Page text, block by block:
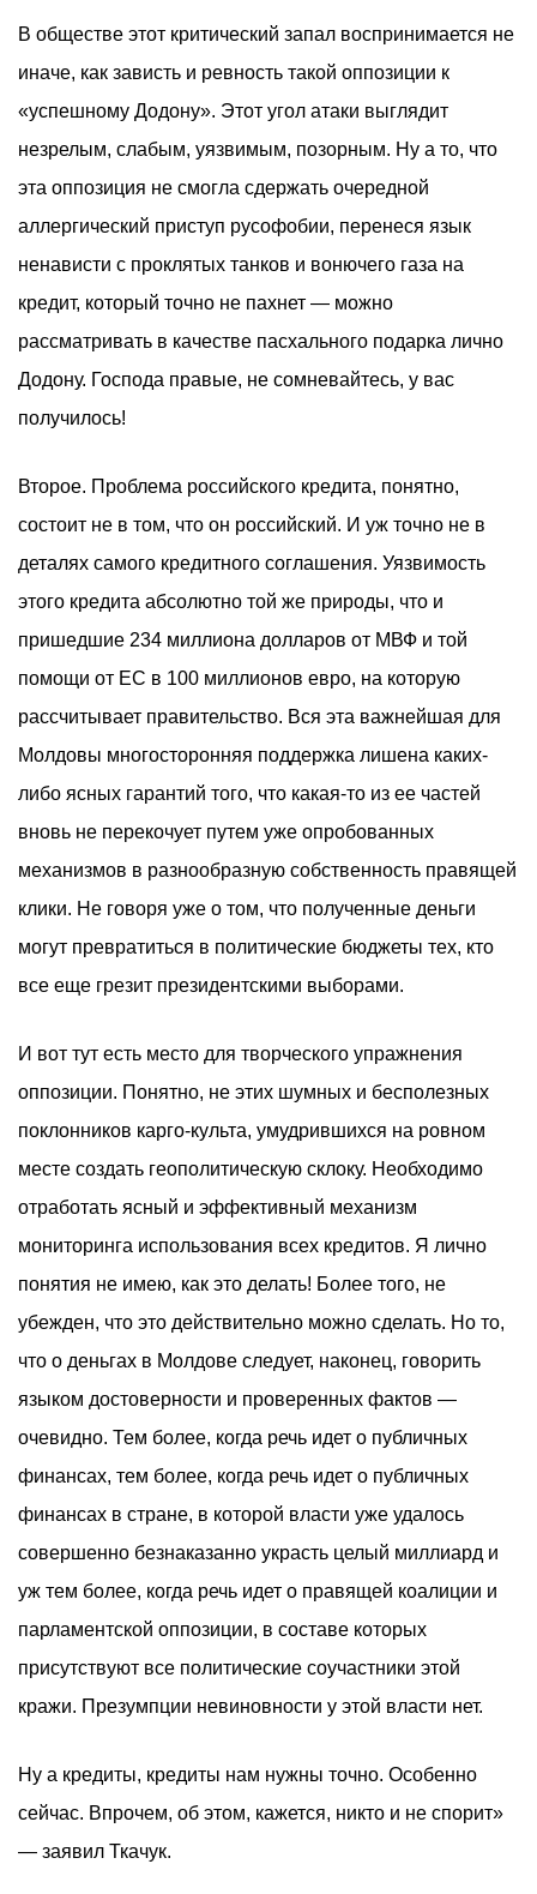
В обществе этот критический запал воспринимается не
иначе, как зависть и ревность такой оппозиции к
«успешному Додону». Этот угол атаки выглядит
незрелым, слабым, уязвимым, позорным. Ну а то, что
эта оппозиция не смогла сдержать очередной
аллергический приступ русофобии, перенеся язык
ненависти с проклятых танков и вонючего газа на
кредит, который точно не пахнет — можно
рассматривать в качестве пасхального подарка лично
Додону. Господа правые, не сомневайтесь, у вас
получилось!
Второе. Проблема российского кредита, понятно,
состоит не в том, что он российский. И уж точно не в
деталях самого кредитного соглашения. Уязвимость
этого кредита абсолютно той же природы, что и
пришедшие 234 миллиона долларов от МВФ и той
помощи от ЕС в 100 миллионов евро, на которую
рассчитывает правительство. Вся эта важнейшая для
Молдовы многосторонняя поддержка лишена каких-
либо ясных гарантий того, что какая-то из ее частей
вновь не перекочует путем уже опробованных
механизмов в разнообразную собственность правящей
клики. Не говоря уже о том, что полученные деньги
могут превратиться в политические бюджеты тех, кто
все еще грезит президентскими выборами.
И вот тут есть место для творческого упражнения
оппозиции. Понятно, не этих шумных и бесполезных
поклонников карго-культа, умудрившихся на ровном
месте создать геополитическую склоку. Необходимо
отработать ясный и эффективный механизм
мониторинга использования всех кредитов. Я лично
понятия не имею, как это делать! Более того, не
убежден, что это действительно можно сделать. Но то,
что о деньгах в Молдове следует, наконец, говорить
языком достоверности и проверенных фактов —
очевидно. Тем более, когда речь идет о публичных
финансах, тем более, когда речь идет о публичных
финансах в стране, в которой власти уже удалось
совершенно безнаказанно украсть целый миллиард и
уж тем более, когда речь идет о правящей коалиции и
парламентской оппозиции, в составе которых
присутствуют все политические соучастники этой
кражи. Презумпции невиновности у этой власти нет.
Ну а кредиты, кредиты нам нужны точно. Особенно
сейчас. Впрочем, об этом, кажется, никто и не спорит»
— заявил Ткачук.